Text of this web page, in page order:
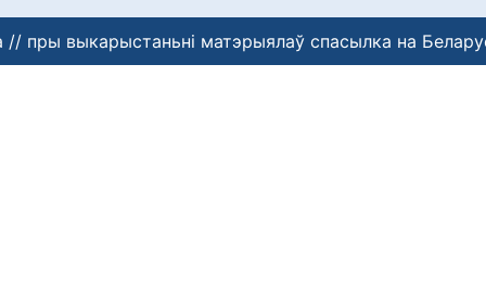
// пры выкарыстаньні матэрыялаў спасылка на